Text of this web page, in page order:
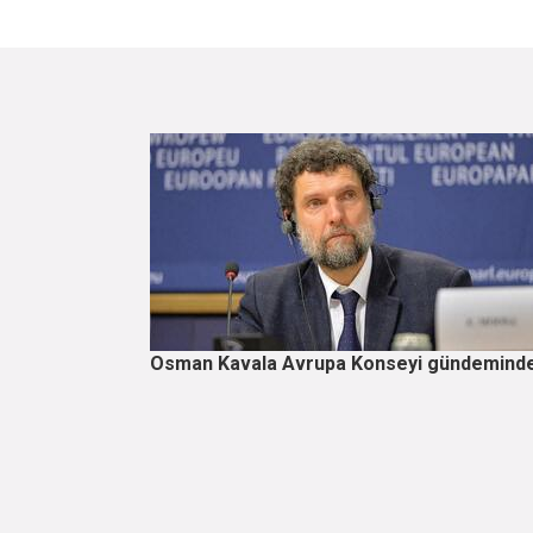
Osman Kavala Avrupa Konseyi